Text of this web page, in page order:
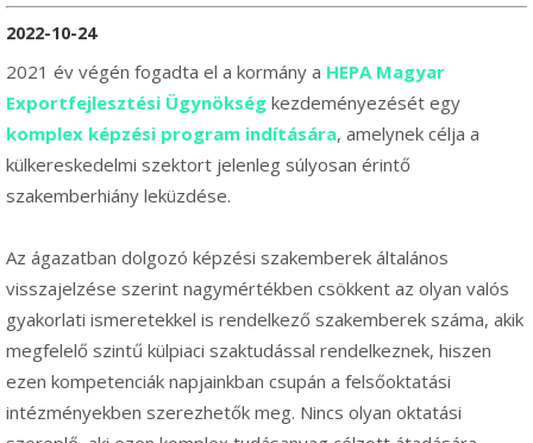
2022-10-24
2021 év végén fogadta el a kormány a HEPA Magyar
Exportfejlesztési Ügynökség kezdeményezését egy
komplex képzési program indítására, amelynek célja a
külkereskedelmi szektort jelenleg súlyosan érintő
szakemberhiány leküzdése.
Az ágazatban dolgozó képzési szakemberek általános
visszajelzése szerint nagymértékben csökkent az olyan valós
gyakorlati ismeretekkel is rendelkező szakemberek száma, akik
megfelelő szintű külpiaci szaktudással rendelkeznek, hiszen
ezen kompetenciák napjainkban csupán a felsőoktatási
intézményekben szerezhetők meg. Nincs olyan oktatási